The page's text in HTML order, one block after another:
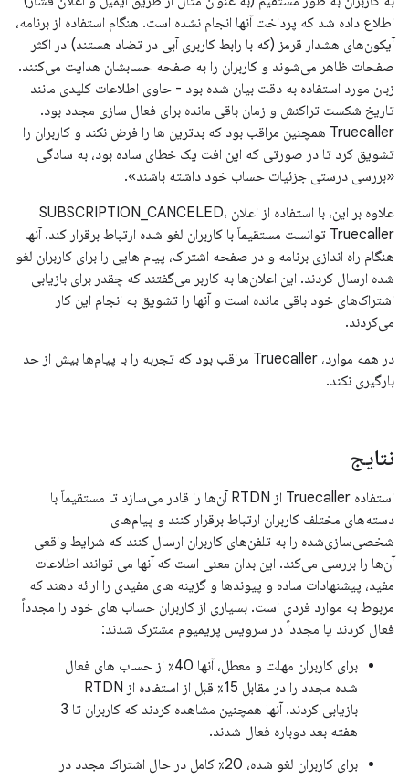
اطلاع داده شد که پرداخت آنها انجام نشده است. هنگام استفاده از برنامه،
آیکون‌های هشدار قرمز (که با رابط کاربری آبی در تضاد هستند) در اکثر
صفحات ظاهر می‌شوند و کاربران را به صفحه حسابشان هدایت می‌کنند.
زبان مورد استفاده به دقت بیان شده بود - حاوی اطلاعات کلیدی مانند
تاریخ شکست تراکنش و زمان باقی مانده برای فعال سازی مجدد بود.
Truecaller همچنین مراقب بود که بدترین ها را فرض نکند و کاربران را
تشویق کرد تا در صورتی که این افت یک خطای ساده بود، به سادگی
«بررسی درستی جزئیات حساب خود داشته باشند».
علاوه بر این، با استفاده از اعلان SUBSCRIPTION_CANCELED،
Truecaller توانست مستقیماً با کاربران لغو شده ارتباط برقرار کند. آنها
هنگام راه اندازی برنامه و در صفحه اشتراک، پیام هایی را برای کاربران لغو
شده ارسال کردند. این اعلان‌ها به کاربر می‌گفتند که چقدر برای بازیابی
اشتراک‌های خود باقی مانده است و آنها را تشویق به انجام این کار
می‌کردند.
در همه موارد، Truecaller مراقب بود که تجربه را با پیام‌ها بیش از حد
بارگیری نکند.
نتایج
استفاده Truecaller از RTDN آن‌ها را قادر می‌سازد تا مستقیماً با
دسته‌های مختلف کاربران ارتباط برقرار کنند و پیام‌های
شخصی‌سازی‌شده را به تلفن‌های کاربران ارسال کنند که شرایط واقعی
آن‌ها را بررسی می‌کند. این بدان معنی است که آنها می توانند اطلاعات
مفید، پیشنهادات ساده و پیوندها و گزینه های مفیدی را ارائه دهند که
مربوط به موارد فردی است. بسیاری از کاربران حساب های خود را مجدداً
فعال کردند یا مجدداً در سرویس پریمیوم مشترک شدند:
برای کاربران مهلت و معطل، آنها 40٪ از حساب های فعال
شده مجدد را در مقابل 15٪ قبل از استفاده از RTDN
بازیابی کردند. آنها همچنین مشاهده کردند که کاربران تا 3
هفته بعد دوباره فعال شدند.
برای کاربران لغو شده، 20٪ کامل در حال اشتراک مجدد در